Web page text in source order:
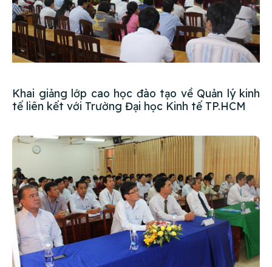
Khai giảng lớp cao học đào tạo về Quản lý kinh
tế liên kết với Trường Đại học Kinh tế TP.HCM